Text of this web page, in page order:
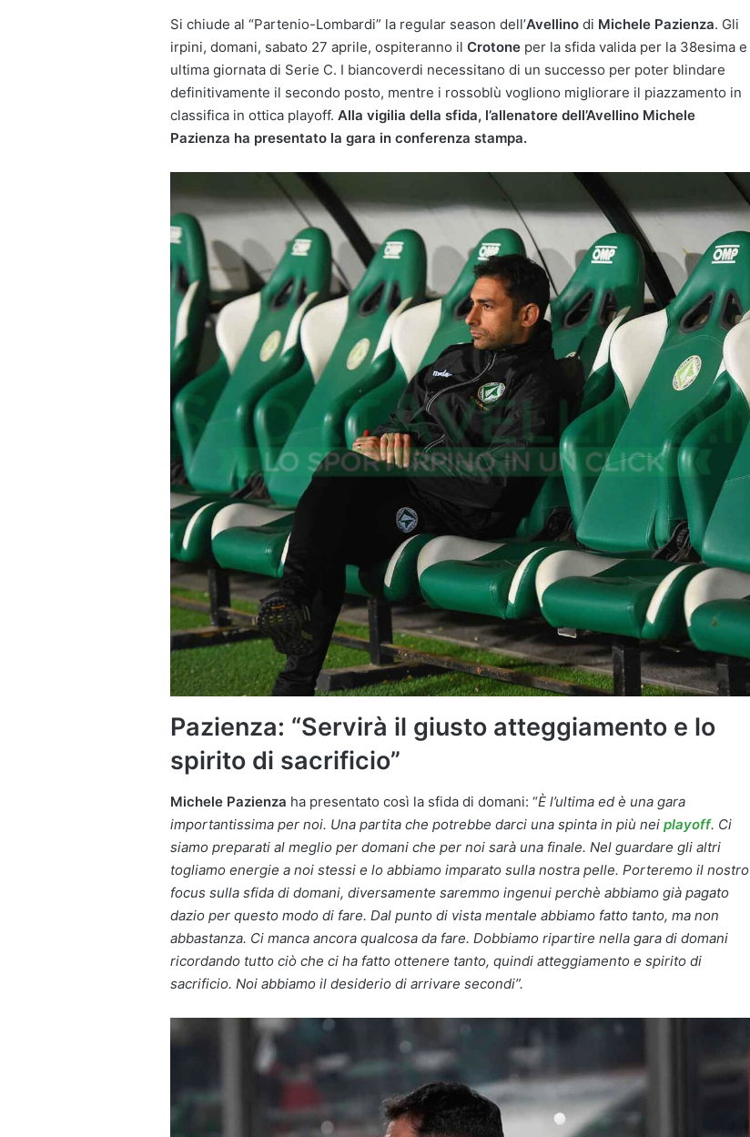
Si chiude al “Partenio-Lombardi” la regular season dell’Avellino di Michele Pazienza. Gli
irpini, domani, sabato 27 aprile, ospiteranno il Crotone per la sfida valida per la 38esima e
ultima giornata di Serie C. I biancoverdi necessitano di un successo per poter blindare
definitivamente il secondo posto, mentre i rossoblù vogliono migliorare il piazzamento in
classifica in ottica playoff. Alla vigilia della sfida, l’allenatore dell’Avellino Michele
Pazienza ha presentato la gara in conferenza stampa.
Pazienza: “Servirà il giusto atteggiamento e lo
spirito di sacrificio”
Michele Pazienza ha presentato così la sfida di domani: “È l’ultima ed è una gara
importantissima per noi. Una partita che potrebbe darci una spinta in più nei playoff. Ci
siamo preparati al meglio per domani che per noi sarà una finale. Nel guardare gli altri
togliamo energie a noi stessi e lo abbiamo imparato sulla nostra pelle. Porteremo il nostro
focus sulla sfida di domani, diversamente saremmo ingenui perchè abbiamo già pagato
dazio per questo modo di fare. Dal punto di vista mentale abbiamo fatto tanto, ma non
abbastanza. Ci manca ancora qualcosa da fare. Dobbiamo ripartire nella gara di domani
ricordando tutto ciò che ci ha fatto ottenere tanto, quindi atteggiamento e spirito di
sacrificio. Noi abbiamo il desiderio di arrivare secondi”.